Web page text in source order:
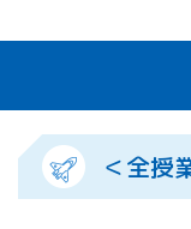
＜全授